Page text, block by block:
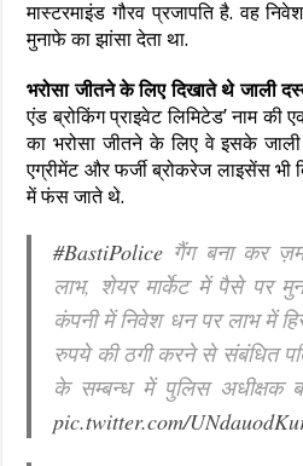
मास्टरमाइंड गौरव प्रजापति है. वह
मुनाफे का झांसा देता था.
भरोसा जीतने के लिए दिखाते थे जाली
एंड ब्रोकिंग प्राइवेट लिमिटेड’ नाम की
का भरोसा जीतने के लिए वे इसके
एग्रीमेंट और फर्जी ब्रोकरेज लाइसेंस
में फंस जाते थे.
#BastiPolice गैंग बना कर
लाभ, शेयर मार्केट में पैसे पर
कंपनी में निवेश धन पर लाभ में
रुपये की ठगी करने से संबंधित
के सम्बन्ध में पुलिस अधीक्षक
pic.twitter.com/